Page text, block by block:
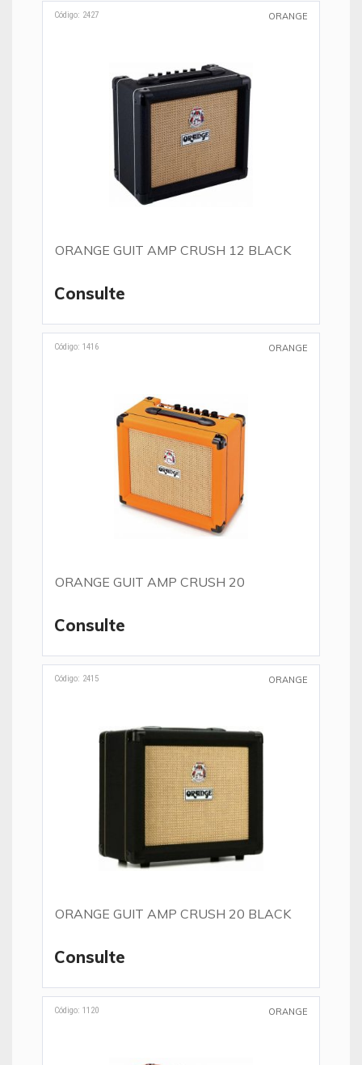
Código: 2427 ORANGE
ORANGE GUIT AMP CRUSH 12 BLACK
Consulte
Código: 1416 ORANGE
ORANGE GUIT AMP CRUSH 20
Consulte
Código: 2415 ORANGE
ORANGE GUIT AMP CRUSH 20 BLACK
Consulte
Código: 1120 ORANGE